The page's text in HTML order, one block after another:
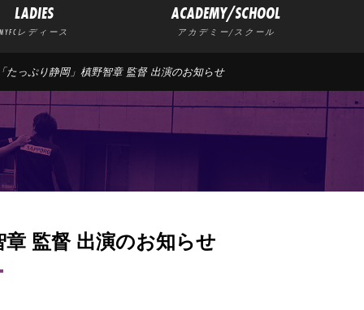
LADIES
MYFCレディース
ACADEMY/SCHOOL
アカデミー/スクール
たっぷり静岡」槙野智章 監督 出演のお知らせ
監督 出演のお知らせ